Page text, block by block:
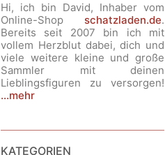
Hi, ich bin David, Inhaber vom
Online-Shop schatzladen.de.
Bereits seit 2007 bin ich mit
vollem Herzblut dabei, dich und
viele weitere kleine und große
Sammler mit deinen
Lieblingsfiguren zu versorgen!
...mehr
KATEGORIEN